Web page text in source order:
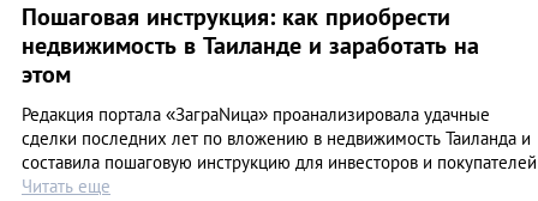
Пошаговая инструкция: как приобрести
недвижимость в Таиланде и заработать на
этом
Редакция портала «ЗаграNица» проанализировала удачные
сделки последних лет по вложению в недвижимость Таиланда и
составила пошаговую инструкцию для инвесторов и покупателей
Читать еще